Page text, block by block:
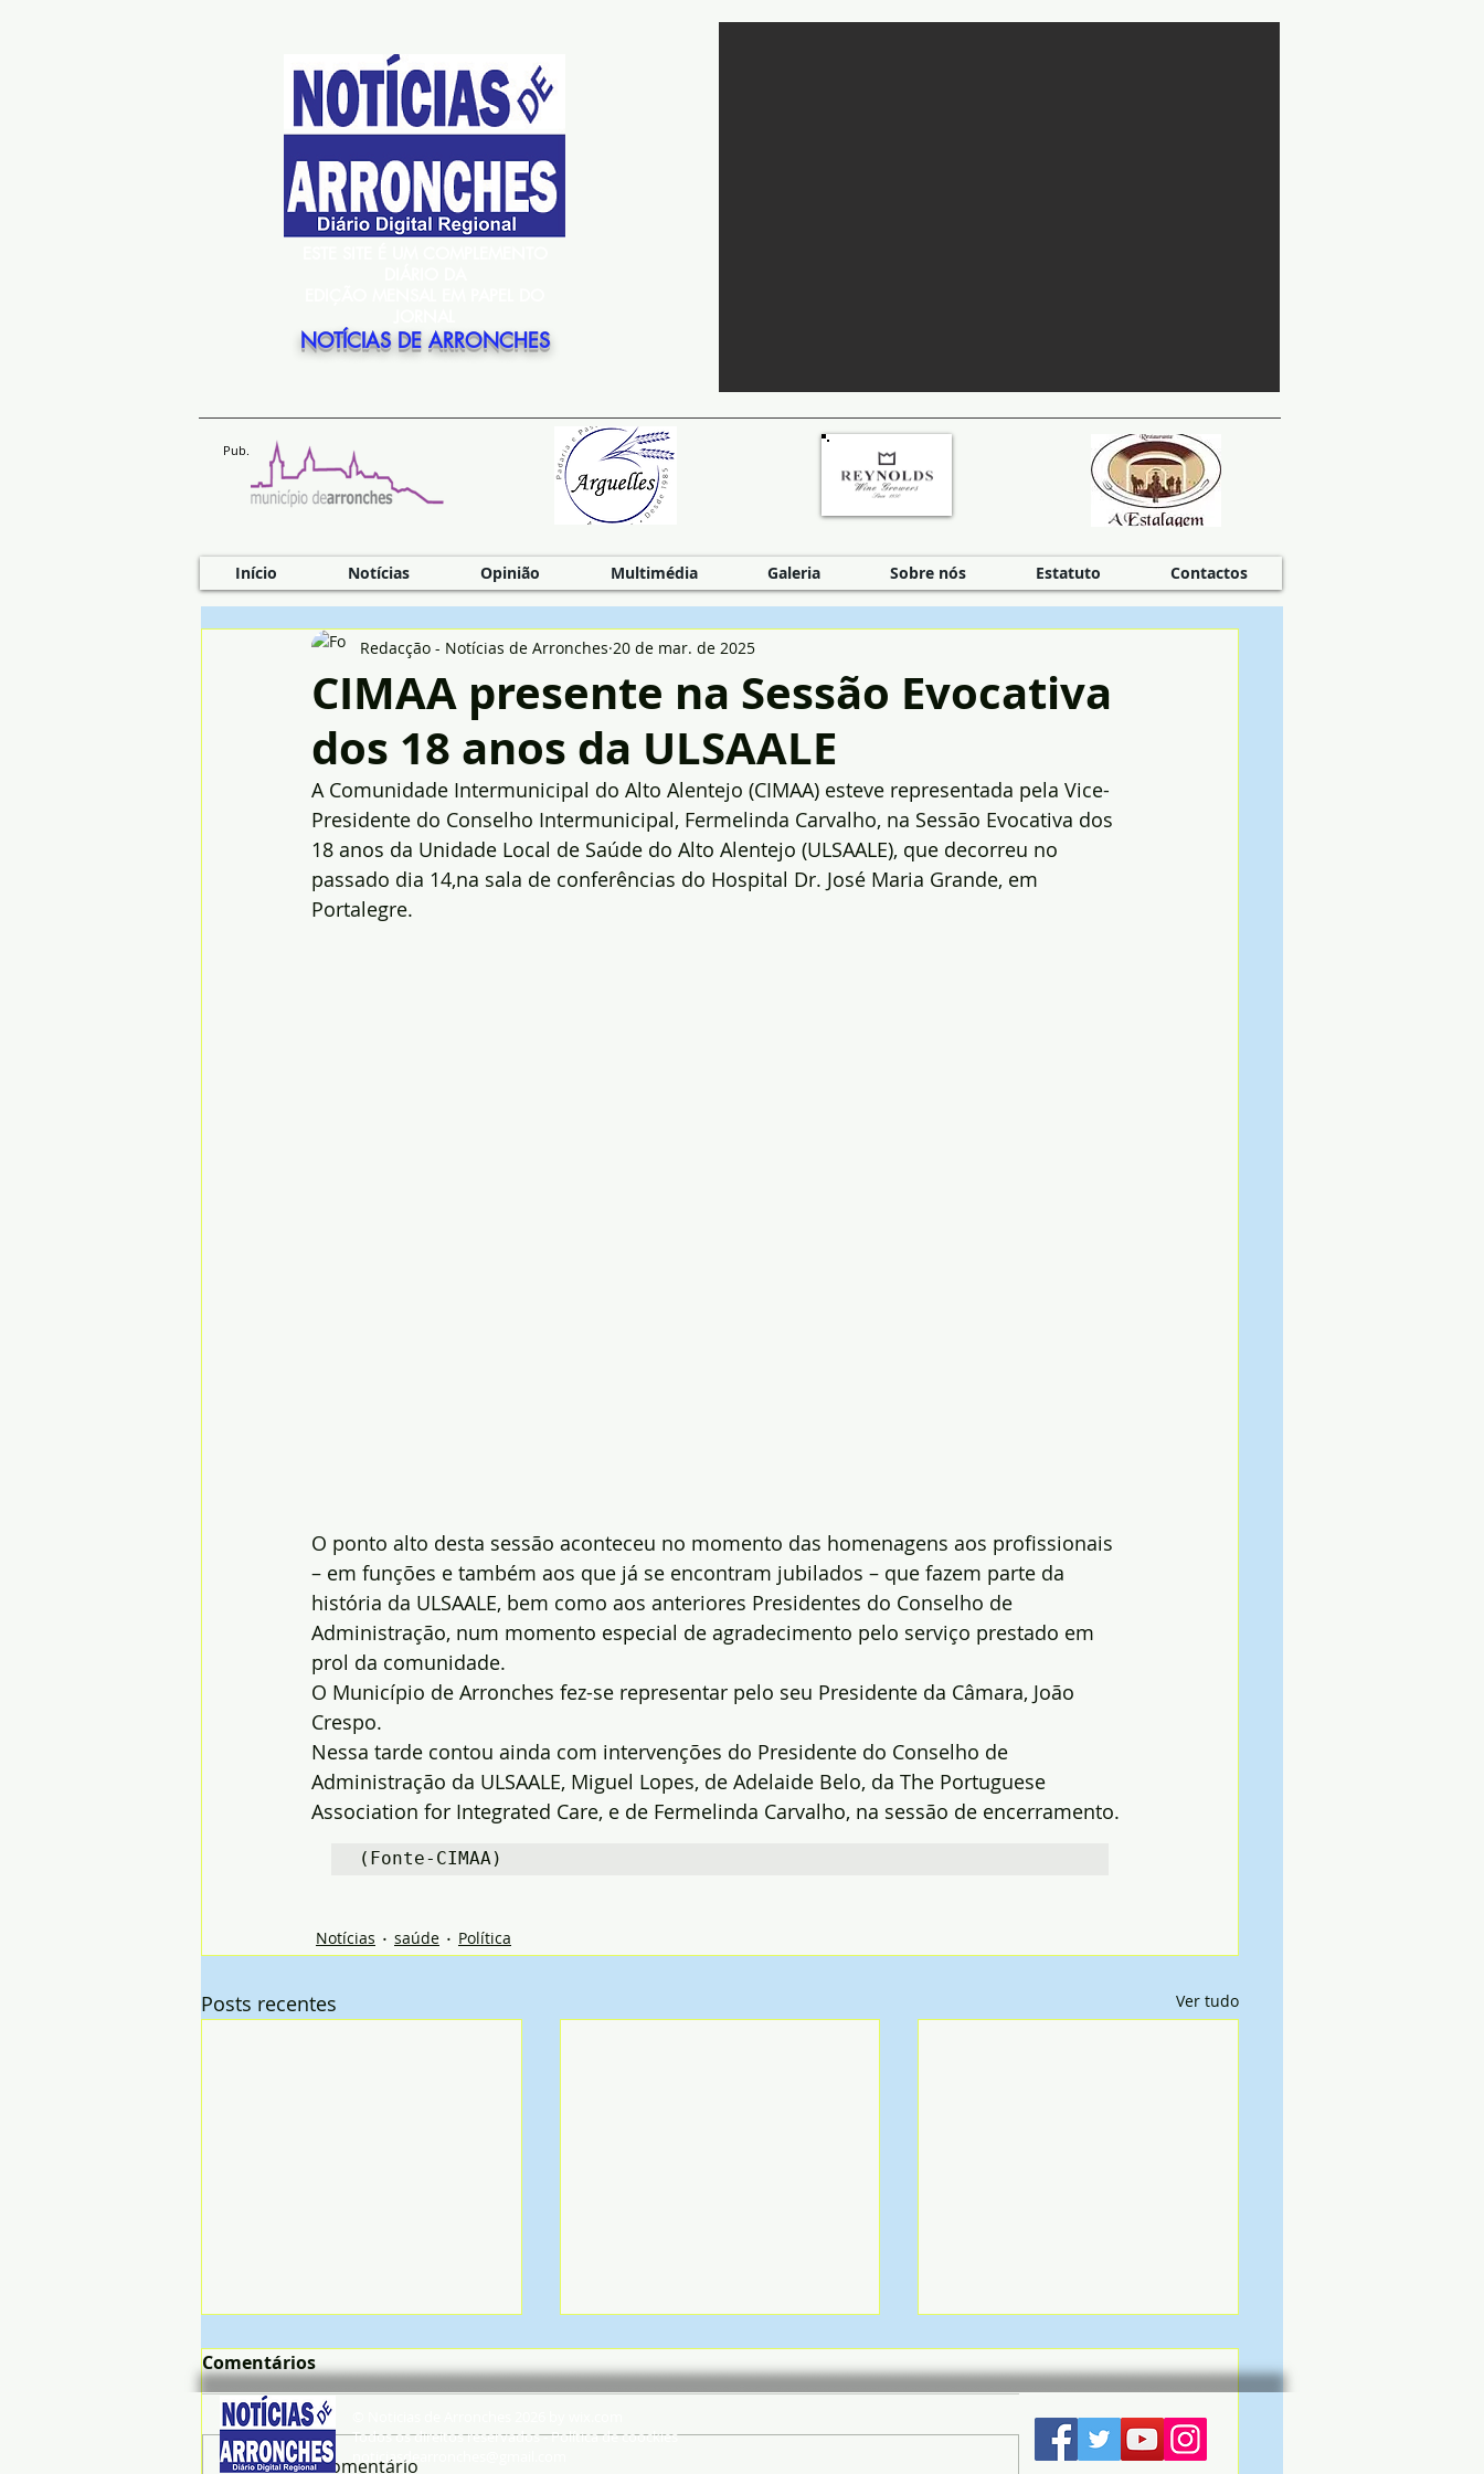
NOTÍCIAS DE ARRONCHES
Pub.
Início Notícias Opinião Multimédia Galeria Sobre nós Estatuto Contactos
CIMAA presente na Sessão Evocativa
dos 18 anos da ULSAALE
Redacção - Notícias de Arronches 20 de mar. de 2025
A Comunidade Intermunicipal do Alto Alentejo (CIMAA) esteve representada pela Vice-
Presidente do Conselho Intermunicipal, Fermelinda Carvalho, na Sessão Evocativa dos
18 anos da Unidade Local de Saúde do Alto Alentejo (ULSAALE), que decorreu no
passado dia 14,na sala de conferências do Hospital Dr. José Maria Grande, em
Portalegre.
O ponto alto desta sessão aconteceu no momento das homenagens aos profissionais
– em funções e também aos que já se encontram jubilados – que fazem parte da
história da ULSAALE, bem como aos anteriores Presidentes do Conselho de
Administração, num momento especial de agradecimento pelo serviço prestado em
prol da comunidade.
O Município de Arronches fez-se representar pelo seu Presidente da Câmara, João
Crespo.
Nessa tarde contou ainda com intervenções do Presidente do Conselho de
Administração da ULSAALE, Miguel Lopes, de Adelaide Belo, da The Portuguese
Association for Integrated Care, e de Fermelinda Carvalho, na sessão de encerramento.
(Fonte-CIMAA)
Notícias saúde Política
Posts recentes Ver tudo
Comentários
Escreva um comentário
Todos os direitos reservados - Política de coockies
noticiasdearronches@gmail.com